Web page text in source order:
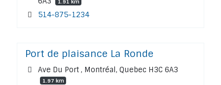
1.91 km
514-875-1234
Port de plaisance La Ronde
Ave Du Port , Montréal, Quebec H3C 6A3
1.97 km